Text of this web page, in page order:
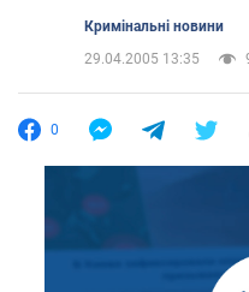
Кримінальні новини
29.04.2005 13:35
0